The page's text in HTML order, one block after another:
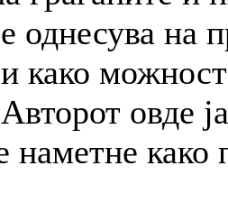
однесува на
како можност
овде
наметне